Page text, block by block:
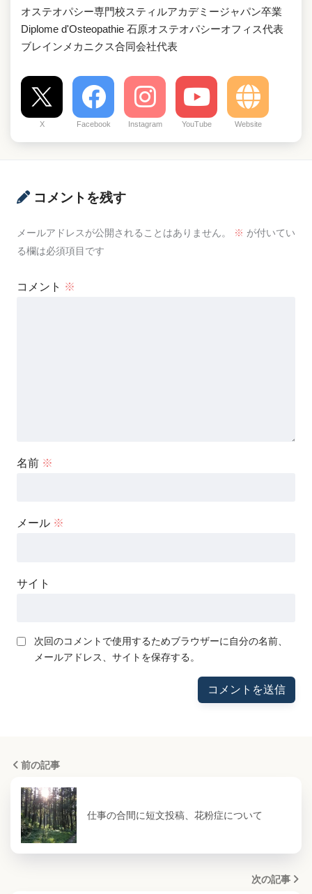
オステオパシー専門校スティルアカデミージャパン卒業
Diplome d'Osteopathie 石原オステオパシーオフィス代表
ブレインメカニクス合同会社代表
X Facebook Instagram YouTube Website
コメントを残す
メールアドレスが公開されることはありません。 ※ が付いてい
る欄は必須項目です
コメント ※
名前 ※
メール ※
サイト
次回のコメントで使用するためブラウザーに自分の名前、
メールアドレス、サイトを保存する。
前の記事
仕事の合間に短文投稿、花粉症について
次の記事